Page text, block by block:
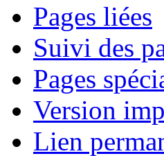
Pages liées
Suivi des
Pages
Version
Lien